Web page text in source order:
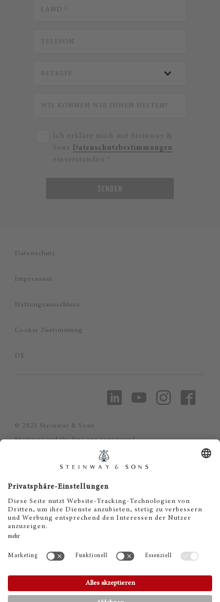
Ich erkläre mich mit Steinway &
Sons Datenschutzbestimmungen
einverstanden.*
SENDEN
Datenschutz
Impressum
Haftungsausschluss
Cookie Zustimmung
DE
© 2023 Steinway & Sons
Steinway and the lyre are registered
Piano Metz by DAUM GmbH & Co. KG
Piano Metz by DAUM GmbH & Co. KG
Dr.-Gessler-Straße 10
D-93051 Regensburg
+49 (0)941 - 57575